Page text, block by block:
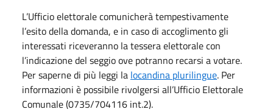
L’Ufficio elettorale comunicherà tempestivamente
l’esito della domanda, e in caso di accoglimento gli
interessati riceveranno la tessera elettorale con
l’indicazione del seggio ove potranno recarsi a votare.
Per saperne di più leggi la locandina plurilingue. Per
informazioni è possibile rivolgersi all’Ufficio Elettorale
Comunale (0735/704116 int.2).